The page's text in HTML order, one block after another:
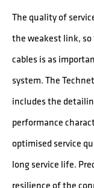
The quality of
the weakest link,
cables is as
system. The
includes the
performance
optimised service
long service life.